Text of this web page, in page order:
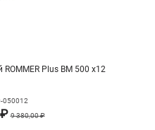
Plus BM 500 х12
050012
₽9 380,00 ₽